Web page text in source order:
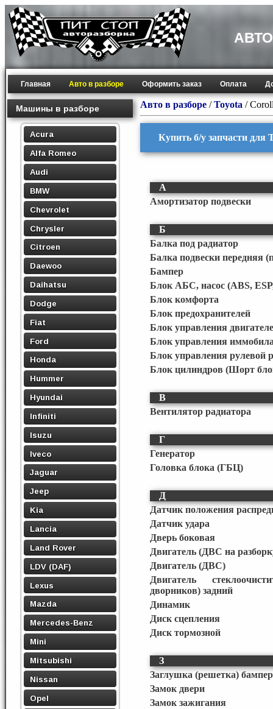
Главная Авто в разборе Оформить заказ Оплата
Машины в разборе
Acura
Alfa Romeo
Audi
BMW
Chevrolet
Chrysler
Citroen
Daewoo
Daihatsu
Dodge
Fiat
Ford
Honda
Hummer
Hyundai
Infiniti
Isuzu
Iveco
Jaguar
Jeep
Kia
Lancia
Land Rover
LDV (DAF)
Lexus
Mazda
Mercedes-Benz
Mini
Mitsubishi
Nissan
Opel
Авто в разборе /Toyota /
Купить б/у запчасти для
А
Амортизатор подвески
Б
Балка под радиатор
Балка подвески передняя
Бампер
Блок АБС, насос (ABS,
Блок комфорта
Блок предохранителей
Блок управления
Блок управления
Блок управления рулевой
Блок цилиндров (Шорт
В
Вентилятор радиатора
Г
Генератор
Головка блока (ГБЦ)
Д
Датчик положения
Датчик удара
Дверь боковая
Двигатель (ДВС на
Двигатель (ДВС)
Двигатель
дворников) задний
Динамик
Диск сцепления
Диск тормозной
З
Заглушка (решетка)
Замок двери
Замок зажигания